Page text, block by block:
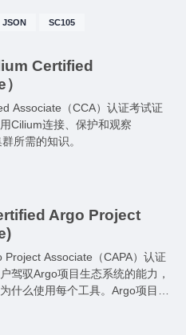
JSON SC105
Certified
Associate（CCA）认证考试证
Cilium连接、保护和观察
所需的知识。
Argo Project
Project Associate（CAPA）认证
驾驭Argo项目生态系统的能力，
什么使用每个工具。Argo项目创